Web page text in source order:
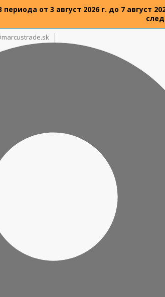
от 3 август 2026 г. до 7 август
след